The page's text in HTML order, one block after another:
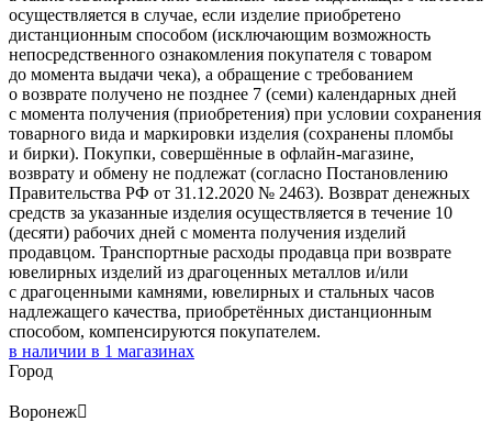
осуществляется в случае, если изделие приобретено
дистанционным способом (исключающим возможность
непосредственного ознакомления покупателя с товаром
до момента выдачи чека), а обращение с требованием
о возврате получено не позднее 7 (семи) календарных дней
с момента получения (приобретения) при условии сохранения
товарного вида и маркировки изделия (сохранены пломбы
и бирки). Покупки, совершённые в офлайн-магазине,
возврату и обмену не подлежат (согласно Постановлению
Правительства РФ от 31.12.2020 № 2463). Возврат денежных
средств за указанные изделия осуществляется в течение 10
(десяти) рабочих дней с момента получения изделий
продавцом. Транспортные расходы продавца при возврате
ювелирных изделий из драгоценных металлов и/или
с драгоценными камнями, ювелирных и стальных часов
надлежащего качества, приобретённых дистанционным
способом, компенсируются покупателем.
в наличии в 1 магазинах
Город
Воронеж